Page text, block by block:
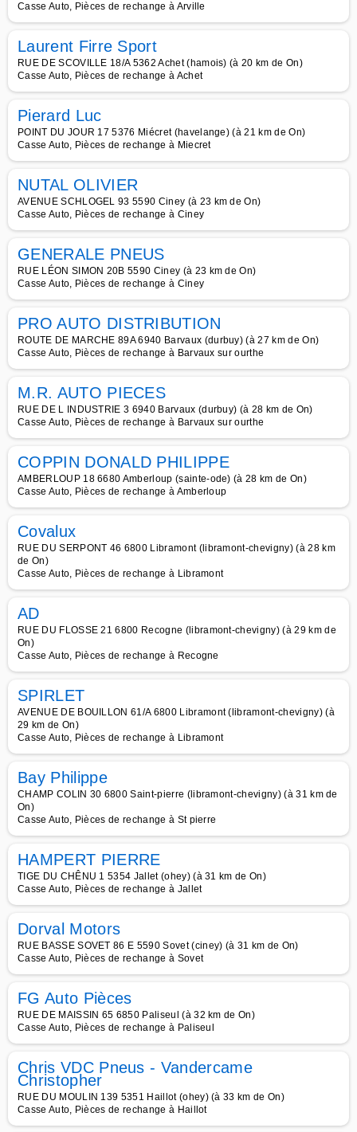
Casse Auto, Pièces de rechange à Arville
Laurent Firre Sport
RUE DE SCOVILLE 18/A 5362 Achet (hamois) (à 20 km de On)
Casse Auto, Pièces de rechange à Achet
Pierard Luc
POINT DU JOUR 17 5376 Miécret (havelange) (à 21 km de On)
Casse Auto, Pièces de rechange à Miecret
NUTAL OLIVIER
AVENUE SCHLOGEL 93 5590 Ciney (à 23 km de On)
Casse Auto, Pièces de rechange à Ciney
GENERALE PNEUS
RUE LÉON SIMON 20B 5590 Ciney (à 23 km de On)
Casse Auto, Pièces de rechange à Ciney
PRO AUTO DISTRIBUTION
ROUTE DE MARCHE 89A 6940 Barvaux (durbuy) (à 27 km de On)
Casse Auto, Pièces de rechange à Barvaux sur ourthe
M.R. AUTO PIECES
RUE DE L INDUSTRIE 3 6940 Barvaux (durbuy) (à 28 km de On)
Casse Auto, Pièces de rechange à Barvaux sur ourthe
COPPIN DONALD PHILIPPE
AMBERLOUP 18 6680 Amberloup (sainte-ode) (à 28 km de On)
Casse Auto, Pièces de rechange à Amberloup
Covalux
RUE DU SERPONT 46 6800 Libramont (libramont-chevigny) (à 28 km
de On)
Casse Auto, Pièces de rechange à Libramont
AD
RUE DU FLOSSE 21 6800 Recogne (libramont-chevigny) (à 29 km de
On)
Casse Auto, Pièces de rechange à Recogne
SPIRLET
AVENUE DE BOUILLON 61/A 6800 Libramont (libramont-chevigny) (à
29 km de On)
Casse Auto, Pièces de rechange à Libramont
Bay Philippe
CHAMP COLIN 30 6800 Saint-pierre (libramont-chevigny) (à 31 km de
On)
Casse Auto, Pièces de rechange à St pierre
HAMPERT PIERRE
TIGE DU CHÊNU 1 5354 Jallet (ohey) (à 31 km de On)
Casse Auto, Pièces de rechange à Jallet
Dorval Motors
RUE BASSE SOVET 86 E 5590 Sovet (ciney) (à 31 km de On)
Casse Auto, Pièces de rechange à Sovet
FG Auto Pièces
RUE DE MAISSIN 65 6850 Paliseul (à 32 km de On)
Casse Auto, Pièces de rechange à Paliseul
Chris VDC Pneus - Vandercame
Christopher
RUE DU MOULIN 139 5351 Haillot (ohey) (à 33 km de On)
Casse Auto, Pièces de rechange à Haillot